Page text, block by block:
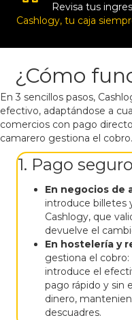
Revisa tus
Cashlogy, tu caja
¿Cómo
En 3 sencillos pasos,
efectivo, adaptándose a
comercios con pago
camarero gestiona el cobro.
1. Pago
En negocios de
introduce billetes
Cashlogy, que
devuelve el
En hostelería y
gestiona el
introduce el
pago rápido y sin
dinero,
descuadres.